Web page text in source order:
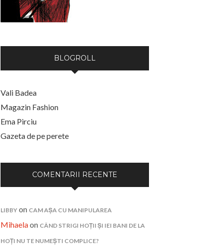
BLOGROLL
Vali Badea
Magazin Fashion
Ema Pirciu
Gazeta de pe perete
COMENTARII RECENTE
LIBBY on CAM AȘA CU MANIPULAREA
Mihaelaon CÂND STRIGI HOȚII ȘI IEI BANI DE LA
HOȚI NU TE NUMEȘTI COMPLICE?